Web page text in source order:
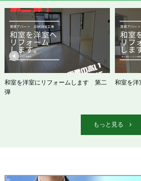
和室を洋室にリフォームします 第二
弾
和室を洋
もっと見る